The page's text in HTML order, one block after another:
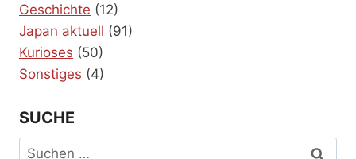
Geschichte (12)
Japan aktuell (91)
Kurioses (50)
Sonstiges (4)
SUCHE
Suchen